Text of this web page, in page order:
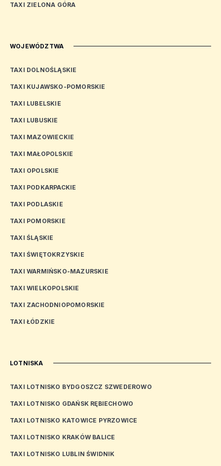
TAXI ZIELONA GÓRA
WOJEWÓDZTWA
TAXI DOLNOŚLĄSKIE
TAXI KUJAWSKO-POMORSKIE
TAXI LUBELSKIE
TAXI LUBUSKIE
TAXI MAZOWIECKIE
TAXI MAŁOPOLSKIE
TAXI OPOLSKIE
TAXI PODKARPACKIE
TAXI PODLASKIE
TAXI POMORSKIE
TAXI ŚLĄSKIE
TAXI ŚWIĘTOKRZYSKIE
TAXI WARMIŃSKO-MAZURSKIE
TAXI WIELKOPOLSKIE
TAXI ZACHODNIOPOMORSKIE
TAXI ŁÓDZKIE
LOTNISKA
TAXI LOTNISKO BYDGOSZCZ SZWEDEROWO
TAXI LOTNISKO GDAŃSK RĘBIECHOWO
TAXI LOTNISKO KATOWICE PYRZOWICE
TAXI LOTNISKO KRAKÓW BALICE
TAXI LOTNISKO LUBLIN ŚWIDNIK